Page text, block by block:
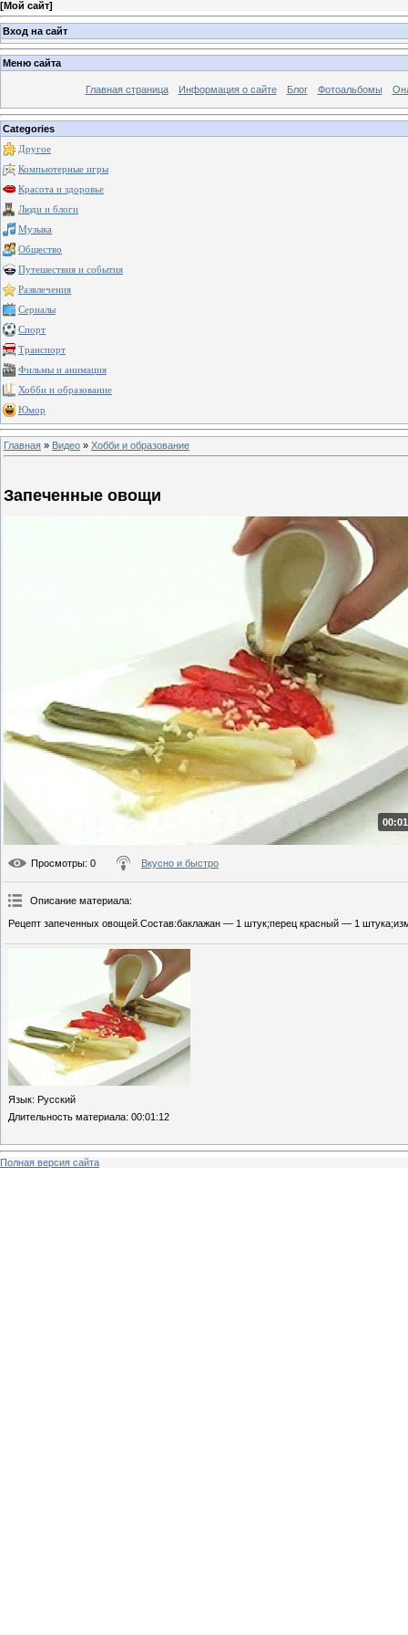
[Мой сайт]
Вход на сайт
Меню сайта
Главная страница Информация о сайте Блог Фотоальбомы
Categories
Другое
Компьютерные игры
Красота и здоровье
Люди и блоги
Музыка
Общество
Путешествия и события
Развлечения
Сериалы
Спорт
Транспорт
Фильмы и анимация
Хобби и образование
Юмор
Главная » Видео » Хобби и образование
Запеченные овощи
Просмотры: 0 Вкусно и быстро
Описание материала:
Рецепт запеченных овощей.Состав:баклажан — 1 штук;перец красный — 1
Язык: Русский
Длительность материала: 00:01:12
Полная версия сайта